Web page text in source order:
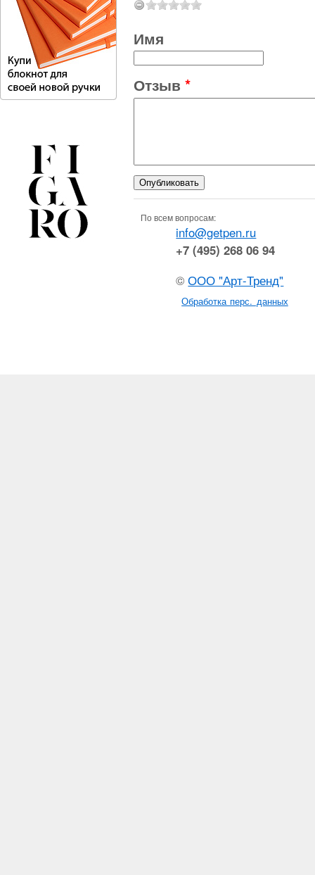
Имя
Отзыв *
По всем вопросам:
info@getpen.ru
+7 (495) 268 06 94
©ООО "Арт-Тренд"
Обработка перс. данных